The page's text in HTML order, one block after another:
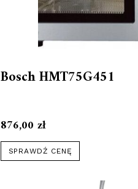
Bosch HMT75G451
876,00 zł
SPRAWDŹ CENĘ